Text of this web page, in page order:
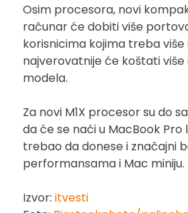
Osim procesora, novi
računar će dobiti više
korisnicima kojima treba više
najverovatnije će koštati
modela.
Za novi M1X procesor su do
da će se naći u MacBook
trebao da donese i značajni
performansama i Mac miniju.
Izvor: itvesti